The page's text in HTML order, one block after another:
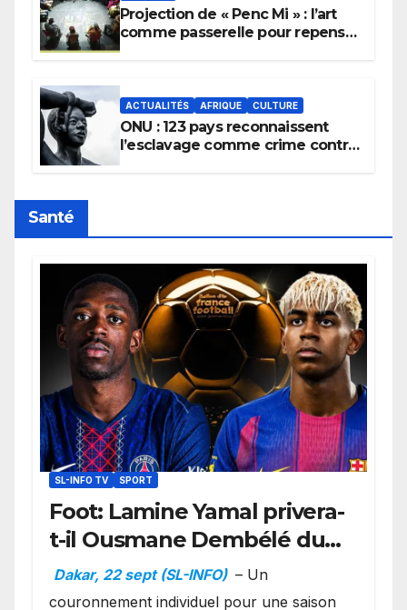
Projection de « Penc Mi » : l’art
comme passerelle pour repenser
ACTUALITÉS AFRIQUE CULTURE
ONU : 123 pays reconnaissent
l’esclavage comme crime contre
Santé
SL-INFO TV SPORT
Foot: Lamine Yamal privera-
t-il Ousmane Dembélé du
Ballon d’or ?
Dakar, 22 sept (SL-INFO) – Un
couronnement individuel pour une saison